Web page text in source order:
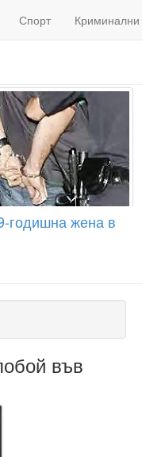
Спорт Криминални
годишна жена в
във